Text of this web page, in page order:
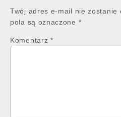
Twój adres e-mail nie zostanie
pola są oznaczone *
Komentarz *